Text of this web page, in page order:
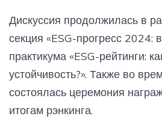
Дискуссия продолжилась в
секция «ESG-прогресс 2024:
практикума «ESG-рейтинги:
устойчивость?». Также во
состоялась церемония
итогам рэнкинга.